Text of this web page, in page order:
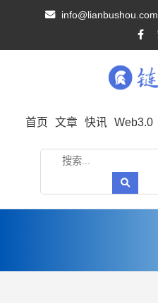
info@lianbushou.com
首页 文章 快讯 Web3.0